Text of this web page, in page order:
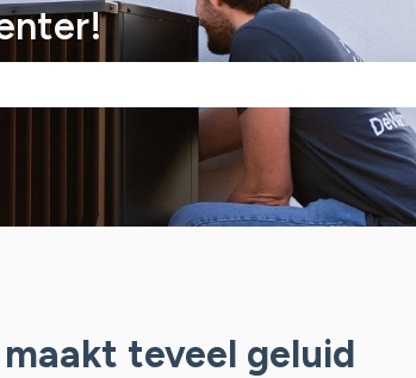
maakt teveel geluid